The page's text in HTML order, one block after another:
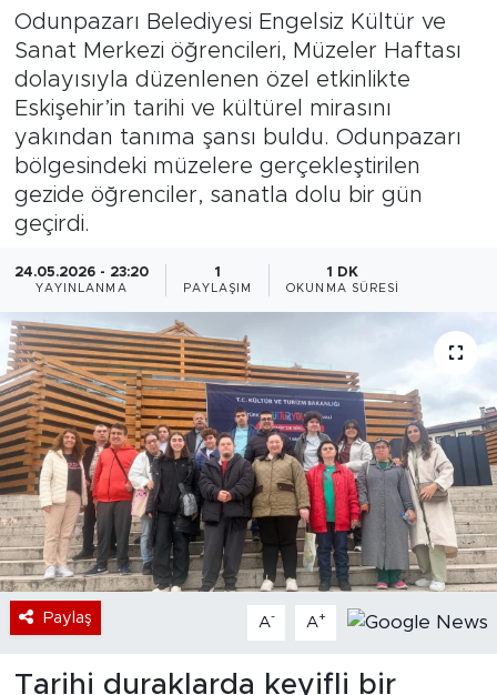
Odunpazarı Belediyesi Engelsiz Kültür ve
Sanat Merkezi öğrencileri, Müzeler Haftası
dolayısıyla düzenlenen özel etkinlikte
Eskişehir’in tarihi ve kültürel mirasını
yakından tanıma şansı buldu. Odunpazarı
bölgesindeki müzelere gerçekleştirilen
gezide öğrenciler, sanatla dolu bir gün
geçirdi.
24.05.2026 - 23:20
YAYINLANMA
1
PAYLAŞIM
1 DK
OKUNMA SÜRESI
Paylaş A- A+
Tarihi duraklarda keyifli bir
Ekonomi
Eğitim
Sanat
Bölge
Dünya
Sektör
Son Dakika Haberleri
Haber Arşivi